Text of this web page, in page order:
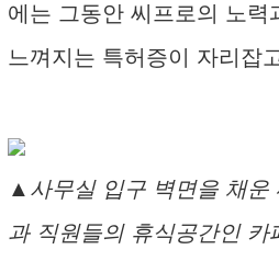
에는 그동안 씨프로의 노력
느껴지는 특허증이 자리잡
▲사무실 입구 벽면을 채운
과 직원들의 휴식공간인 카